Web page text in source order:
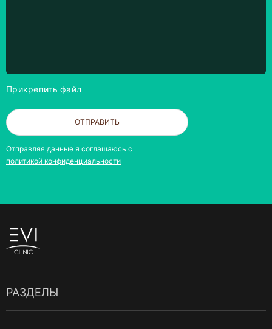
Прикрепить файл
ОТПРАВИТЬ
Отправляя данные я соглашаюсь с
политикой конфиденциальности
РАЗДЕЛЫ